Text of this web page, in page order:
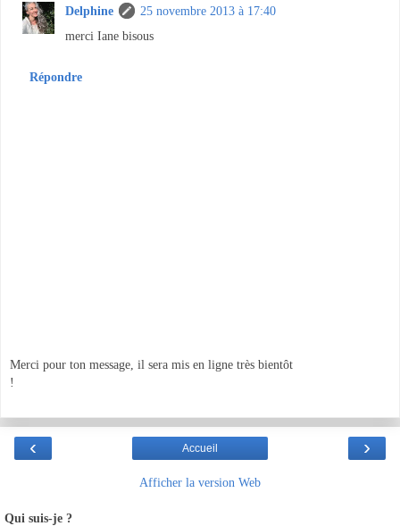
Delphine
25 novembre 2013 à 17:40
merci Iane bisous
Répondre
Merci pour ton message, il sera mis en ligne très bientôt
!
‹ ›
Accueil
Afficher la version Web
Qui suis-je ?